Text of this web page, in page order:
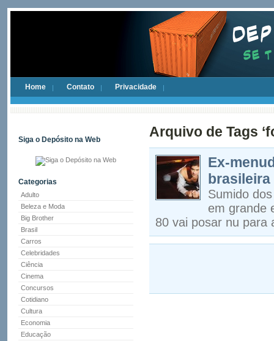
Home Contato Privacidade
Siga o Depósito na Web
Categorias
Adulto
Beleza e Moda
Big Brother
Brasil
Carros
Celebridades
Ciência
Cinema
Concursos
Cotidiano
Cultura
Economia
Educação
Arquivo de Tags
Ex-
brasileira
Sumido
em grande
80 vai posar nu para